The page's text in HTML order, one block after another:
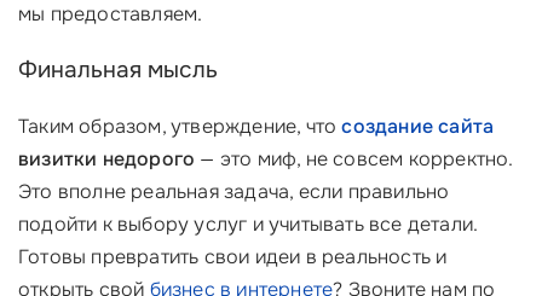
мы предоставляем.
Финальная мысль
Таким образом, утверждение, чтосоздание сайта
визитки недорого — это миф, не совсем корректно.
Это вполне реальная задача, если правильно
подойти к выбору услуг и учитывать все детали.
Готовы превратить свои идеи в реальность и
открыть свой бизнес в интернете? Звоните нам по